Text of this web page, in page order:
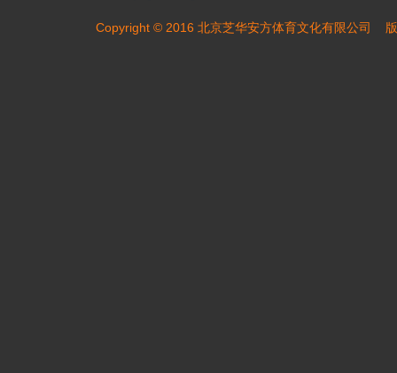
Copyright © 2016 北京芝华安方体育文化有限公司